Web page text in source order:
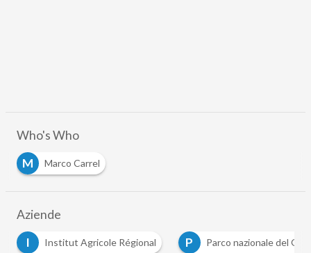
Who's Who
M
Marco Carrel
Aziende
I
Institut Agricole Régional P Parco nazionale del